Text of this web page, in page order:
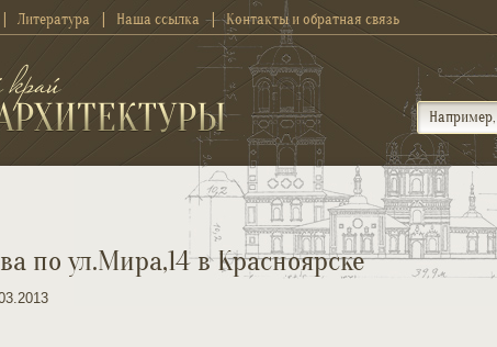
Литература Наша ссылка Контакты и обратная связь
по ул.Мира,14 в Красноярске